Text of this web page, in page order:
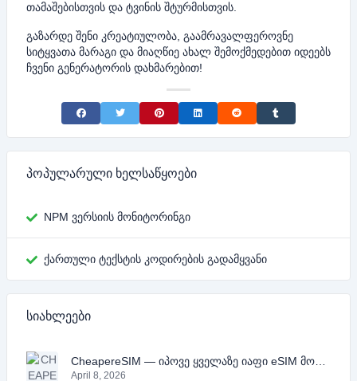
თამაშებისთვის და ტვინის შტურმისთვის.
გაზარდე შენი კრეატიულობა, გაამრავალფეროვნე
სიტყვათა მარაგი და მიაღწიე ახალ შემოქმედებით იდეებს
ჩვენი გენერატორის დახმარებით!
Share on Facebook
Share on TwitterShare on Pinterest
Share on LinkedIn
Share on RedditShare on Tumblr
პოპულარული ხელსაწყოები
NPM ვერსიის მონიტორინგი
ქართული ტექსტის კოდირების გადამყვანი
სიახლეები
April 8, 2026